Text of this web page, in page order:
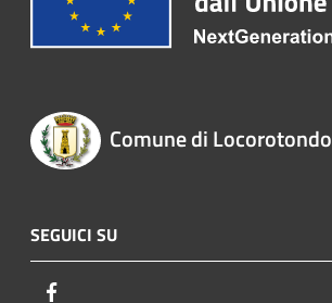
Comune di Locorotondo
SEGUICI SU